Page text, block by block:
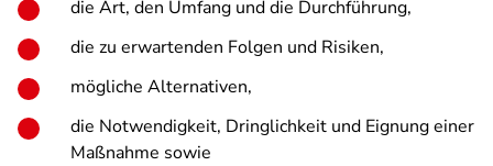
die Art, den Umfang und die Durchführung,
die zu erwartenden Folgen und Risiken,
mögliche Alternativen,
die Notwendigkeit, Dringlichkeit und Eignung einer
Maßnahme sowie